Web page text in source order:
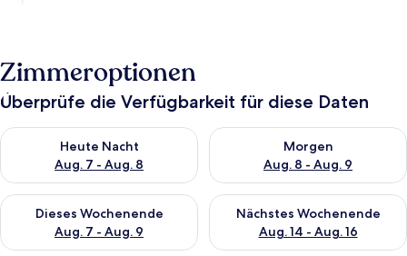
Zimmeroptionen
Überprüfe die Verfügbarkeit für diese Daten
Heute Nacht
Aug. 7 - Aug. 8
Überprüfe die Verfügbarkeit für heute Nacht, Aug. 7 - Aug. 8.
Morgen
Aug. 8 - Aug. 9
Überprüfe die Verfügbarkeit
Dieses Wochenende
Aug. 7 - Aug. 9
Überprüfe die Verfügbarkeit für dieses Wochenende, Aug. 7
Nächstes Wochenende
Aug. 14 - Aug. 16
Überprüfe die Verfügbarkeit